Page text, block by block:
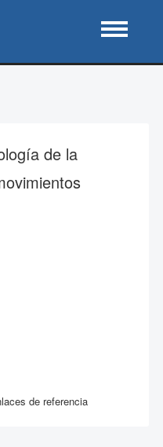
de la
de referencia